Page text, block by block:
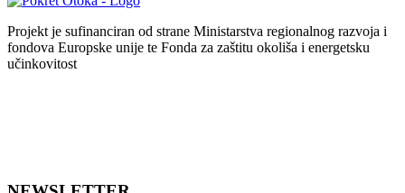
Projekt je sufinanciran od strane Ministarstva regionalnog razvoja i
fondova Europske unije te Fonda za zaštitu okoliša i energetsku
učinkovitost